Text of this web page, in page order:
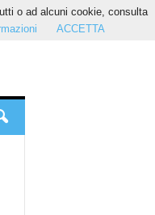
o ad alcuni cookie, consulta
ACCETTA